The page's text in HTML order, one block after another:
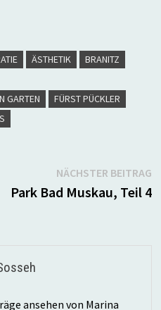
ÄSTHETIK
BRANITZ
GARTEN
FÜRST PÜCKLER
NÄCHSTER BEITRAG
Park Bad Muskau, Teil 4
ansehen von Marina